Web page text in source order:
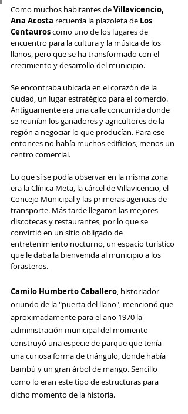
Como muchos habitantes de Villavicencio,
Ana Acosta recuerda la plazoleta de Los
Centauros como uno de los lugares de
encuentro para la cultura y la música de los
llanos, pero que se ha transformado con el
crecimiento y desarrollo del municipio.
Se encontraba ubicada en el corazón de la
ciudad, un lugar estratégico para el comercio.
Antiguamente era una calle concurrida donde
se reunían los ganadores y agricultores de la
región a negociar lo que producían. Para ese
entonces no había muchos edificios, menos un
centro comercial.
Lo que sí se podía observar en la misma zona
era la Clínica Meta, la cárcel de Villavicencio, el
Concejo Municipal y las primeras agencias de
transporte. Más tarde llegaron las mejores
discotecas y restaurantes, por lo que se
convirtió en un sitio obligado de
entretenimiento nocturno, un espacio turístico
que le daba la bienvenida al municipio a los
forasteros.
Camilo Humberto Caballero, historiador
oriundo de la "puerta del llano", mencionó que
aproximadamente para el año 1970 la
administración municipal del momento
construyó una especie de parque que tenía
una curiosa forma de triángulo, donde había
bambú y un gran árbol de mango. Sencillo
como lo eran este tipo de estructuras para
dicho momento de la historia.